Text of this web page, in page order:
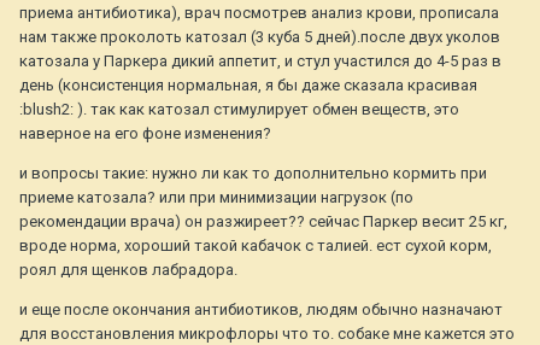
приема антибиотика), врач посмотрев анализ крови, прописала
нам также проколоть катозал (3 куба 5 дней).после двух уколов
катозала у Паркера дикий аппетит, и стул участился до 4-5 раз в
день (консистенция нормальная, я бы даже сказала красивая
:blush2: ). так как катозал стимулирует обмен веществ, это
наверное на его фоне изменения?
и вопросы такие: нужно ли как то дополнительно кормить при
приеме катозала? или при минимизации нагрузок (по
рекомендации врача) он разжиреет?? сейчас Паркер весит 25 кг,
вроде норма, хороший такой кабачок с талией. ест сухой корм,
роял для щенков лабрадора.
и еще после окончания антибиотиков, людям обычно назначают
для восстановления микрофлоры что то. собаке мне кажется это